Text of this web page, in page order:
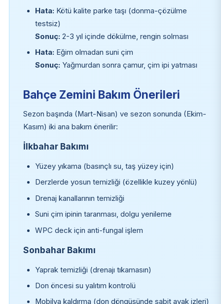
Hata: Kötü kalite parke taşı (donma-çözülme
testsiz)
Sonuç: 2-3 yıl içinde dökülme, rengin solması
Hata: Eğim olmadan suni çim
Sonuç: Yağmurdan sonra çamur, çim ipi yatması
Bahçe Zemini Bakım Önerileri
Sezon başında (Mart-Nisan) ve sezon sonunda (Ekim-
Kasım) iki ana bakım önerilir:
İlkbahar Bakımı
Yüzey yıkama (basınçlı su, taş yüzey için)
Derzlerde yosun temizliği (özellikle kuzey yönlü)
Drenaj kanallarının temizliği
Suni çim ipinin taranması, dolgu yenileme
WPC deck için anti-fungal işlem
Sonbahar Bakımı
Yaprak temizliği (drenajı tıkamasın)
Don öncesi su yalıtım kontrolü
Mobilya kaldırma (don döngüsünde sabit ayak izleri)